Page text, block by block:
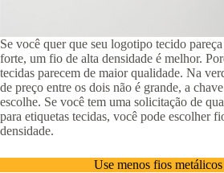
Se você quer que seu logotipo tecido
forte, um fio de alta densidade é melhor.
tecidas parecem de maior qualidade. Na
de preço entre os dois não é grande, a
escolhe. Se você tem uma solicitação de
para etiquetas tecidas, você pode escolher
densidade.
Use menos fios metálicos